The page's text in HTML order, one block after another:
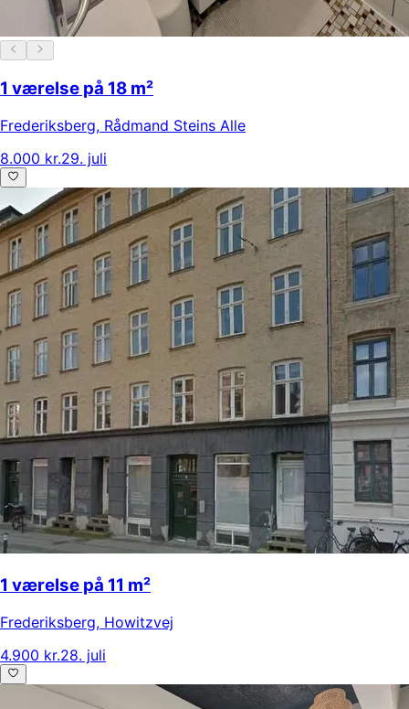
1 værelse på 18 m²
Frederiksberg, Rådmand Steins Alle
8.000 kr.29. juli
1 værelse på 11 m²
Frederiksberg, Howitzvej
4.900 kr.28. juli